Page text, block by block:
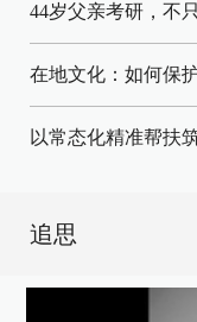
44岁父亲考研，不
在地文化：如何保
以常态化精准帮扶
追思